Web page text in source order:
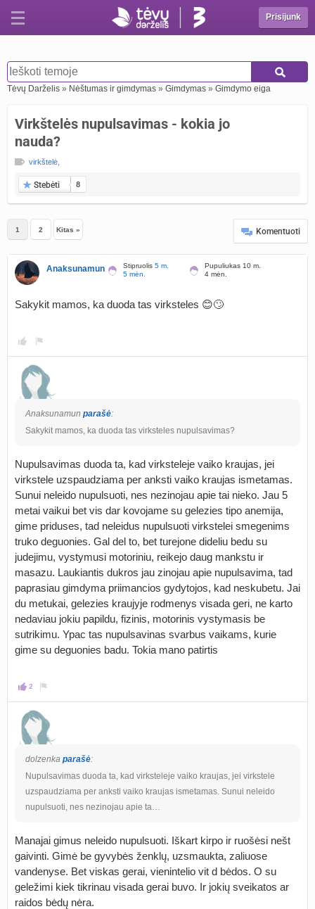
Prisijunk
Tėvų Darželis » Nėštumas ir gimdymas » Gimdymas » Gimdymo eiga
Virkštelės nupulsavimas - kokia jo
nauda?
virkštelė
Stebėti 8
1 2 Kitas » Komentuoti
Anaksunamun Stipruolis 5 m.
5 mėn.
Pupuliukas 10 m.
4 mėn.
Sakykit mamos, ka duoda tas virksteles 😊🙄
Anaksunamun parašė:
Sakykit mamos, ka duoda tas virksteles nupulsavimas?
Nupulsavimas duoda ta, kad virksteleje vaiko kraujas, jei
virkstele uzspaudziama per anksti vaiko kraujas ismetamas.
Sunui neleido nupulsuoti, nes nezinojau apie tai nieko. Jau 5
metai vaikui bet vis dar kovojame su gelezies tipo anemija,
gime priduses, tad neleidus nupulsuoti virkstelei smegenims
truko deguonies. Gal del to, bet turejone dideliu bedu su
judejimu, vystymusi motoriniu, reikejo daug mankstu ir
masazu. Laukiantis dukros jau zinojau apie nupulsavima, tad
paprasiau gimdyma priimancios gydytojos, kad neskubetu. Jai
du metukai, gelezies kraujyje rodmenys visada geri, ne karto
nedaviau jokiu papildu, fizinis, motorinis vystymasis be
sutrikimu. Ypac tas nupulsavinas svarbus vaikams, kurie
gime su deguonies badu. Tokia mano patirtis
2
dolzenka parašė:
Nupulsavimas duoda ta, kad virksteleje vaiko kraujas, jei virkstele
uzspaudziama per anksti vaiko kraujas ismetamas. Sunui neleido
nupulsuoti, nes nezinojau apie ta…
Manajai gimus neleido nupulsuoti. Iškart kirpo ir ruošėsi nešt
gaivinti. Gimė be gyvybės ženklų, uzsmaukta, zaliuose
vandenyse. Bet viskas gerai, vienintelio vit d bėdos. O su
geležimi kiek tikrinau visada gerai buvo. Ir jokių sveikatos ar
raidos bėdų nėra.